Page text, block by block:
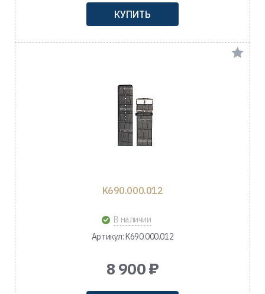
КУПИТЬ
K690.000.012
В наличии
Артикул: K690.000.012
8 900 ₽